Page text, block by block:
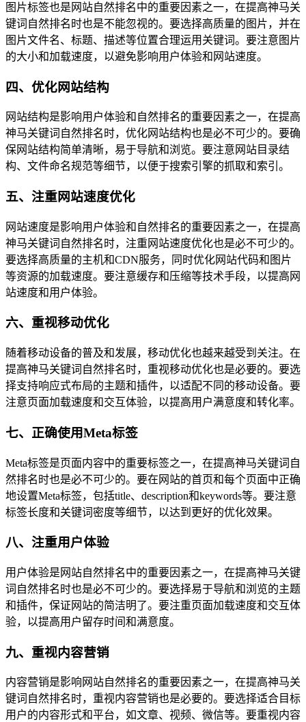
图片标签也是网站自然排名中的重要因素之一，在提高神马关
键词自然排名时也是不能忽视的。要选择高质量的图片，并在
图片文件名、标题、描述等位置合理运用关键词。要注意图片
的大小和加载速度，以避免影响用户体验和网站速度。
四、优化网站结构
网站结构是影响用户体验和自然排名的重要因素之一，在提高
神马关键词自然排名时，优化网站结构也是必不可少的。要确
保网站结构简单清晰，易于导航和浏览。要注意网站目录结
构、文件命名规范等细节，以便于搜索引擎的抓取和索引。
五、注重网站速度优化
网站速度是影响用户体验和自然排名的重要因素之一，在提高
神马关键词自然排名时，注重网站速度优化也是必不可少的。
要选择高质量的主机和CDN服务，同时优化网站代码和图片
等资源的加载速度。要注意缓存和压缩等技术手段，以提高网
站速度和用户体验。
六、重视移动优化
随着移动设备的普及和发展，移动优化也越来越受到关注。在
提高神马关键词自然排名时，重视移动优化也是必要的。要选
择支持响应式布局的主题和插件，以适配不同的移动设备。要
注意页面加载速度和交互体验，以提高用户满意度和转化率。
七、正确使用Meta标签
Meta标签是页面内容中的重要标签之一，在提高神马关键词自
然排名时也是必不可少的。要在网站的首页和每个页面中正确
地设置Meta标签，包括title、description和keywords等。要注意
标签长度和关键词密度等细节，以达到更好的优化效果。
八、注重用户体验
用户体验是网站自然排名中的重要因素之一，在提高神马关键
词自然排名时也是必不可少的。要选择易于导航和浏览的主题
和插件，保证网站的简洁明了。要注重页面加载速度和交互体
验，以提高用户留存时间和满意度。
九、重视内容营销
内容营销是影响网站自然排名的重要因素之一，在提高神马关
键词自然排名时，重视内容营销也是必要的。要选择适合目标
用户的内容形式和平台，如文章、视频、微信等。要重视内容